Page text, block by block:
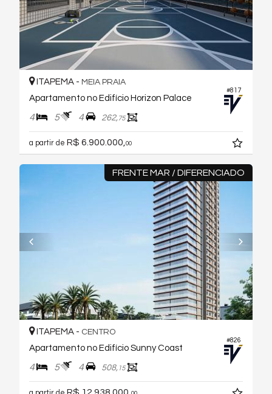
#817
ITAPEMA - MEIA PRAIA
Apartamento no Edifício Horizon Palace
4 5 4 262,75
a partir de R$ 6.900.000, 00
FRENTE MAR / DIFERENCIADO
#826
ITAPEMA - CENTRO
Apartamento no Edifício Sunny Coast
4 5 4 508, 15
R$ 12.938.000,